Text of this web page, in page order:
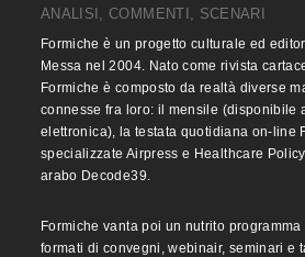
ANALISI, COMMENTI, SCENARI
Formiche è un progetto culturale ed
Messa nel 2004. Nato come rivista
Formiche è composto da realtà diverse
connesse fra loro: il mensile (disponibile
elettronica), la testata quotidiana on-line
specializzate Airpress e Healthcare
arabo Decode39.
Formiche vanta poi un nutrito
formati di convegni, webinair, seminari e